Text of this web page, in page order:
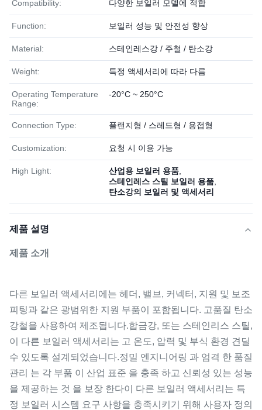
Compatibility: 다양한 보일러 모델에 적합
Function: 보일러 성능 및 안전성 향상
Material: 스테인레스강 / 주철 / 탄소강
Weight: 특정 액세서리에 따라 다름
Operating Temperature
Range:
-20°C ~ 250°C
Connection Type: 플랜지형 / 스레드형 / 용접형
Customization: 요청 시 이용 가능
High Light: 산업용 보일러 용품
스테인레스 스틸 보일러 용품
탄소강의 보일러 및 액세서리
제품 설명
제품 소개
다른 보일러 액세서리에는 헤더, 밸브, 커넥터, 지원 및 보조
피팅과 같은 광범위한 지원 부품이 포함됩니다. 고품질 탄소
강철을 사용하여 제조됩니다.합금강, 또는 스테인리스 스틸,
이 다른 보일러 액세서리는 고 온도, 압력 및 부식 환경 견딜
수 있도록 설계되었습니다.정밀 엔지니어링 과 엄격 한 품질
관리 는 각 부품 이 산업 표준 을 충족 하고 신뢰성 있는 성능
을 제공하는 것 을 보장 한다이 다른 보일러 액세서리는 특
정 보일러 시스템 요구 사항을 충족시키기 위해 사용자 정의